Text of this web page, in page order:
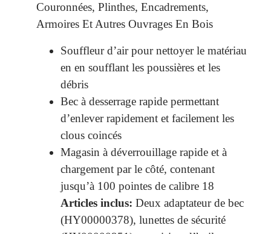
Couronnées, Plinthes, Encadrements,
Armoires Et Autres Ouvrages En Bois
Souffleur d’air pour nettoyer le matériau
en en soufflant les poussières et les
débris
Bec à desserrage rapide permettant
d’enlever rapidement et facilement les
clous coincés
Magasin à déverrouillage rapide et à
chargement par le côté, contenant
jusqu’à 100 pointes de calibre 18
Articles inclus: Deux adaptateur de bec
(HY00000378), lunettes de sécurité